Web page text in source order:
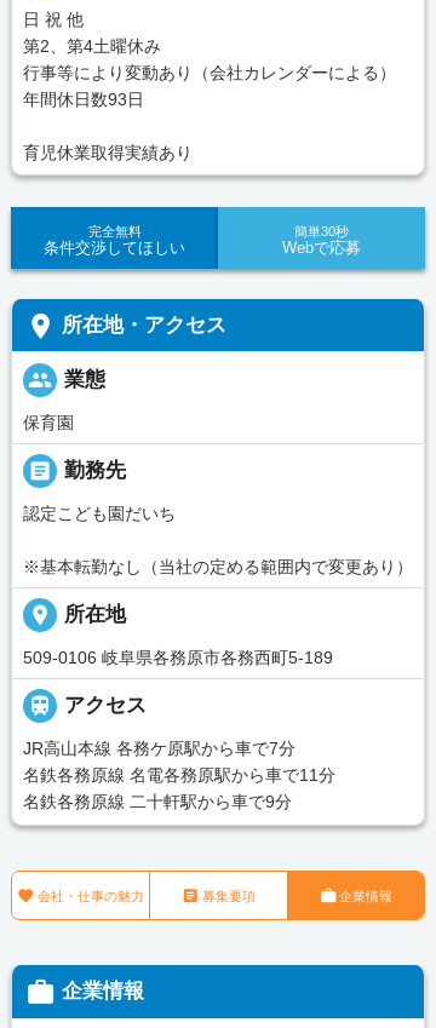
日 祝 他
第2、第4土曜休み
行事等により変動あり（会社カレンダーによる）
年間休日数93日
育児休業取得実績あり
完全無料
条件交渉してほしい
簡単30秒
Webで応募
place 所在地・アクセス
people 業態
保育園
_pin
勤務先
認定こども園だいち
※基本転勤なし（当社の定める範囲内で変更あり）
place 所在地
509-0106 岐阜県各務原市各務西町5-189
 アクセス
JR高山本線 各務ケ原駅から車で7分
名鉄各務原線 名電各務原駅から車で11分
名鉄各務原線 二十軒駅から車で9分
 会社・仕事の魅力  募集要項 企業情報
 企業情報